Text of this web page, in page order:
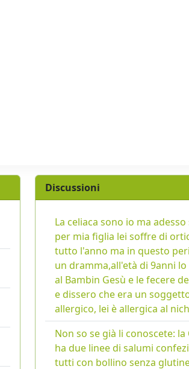
Discussioni
La celiaca sono io ma adesso
per mia figlia lei soffre di
tutto l'anno ma in questo
un dramma,all'età di 9anni
al Bambin Gesù e le fecere
e dissero che era un
allergico, lei è allergica al
Non so se già li conoscete: la
ha due linee di salumi
tutti con bollino senza